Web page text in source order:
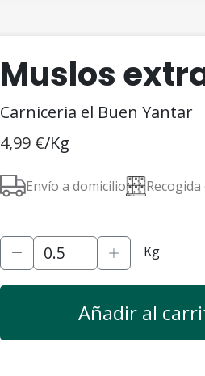
Muslos
Carniceria el Buen Yantar
4,99 €/Kg
Envío a domicilio
Kg
Añadir al